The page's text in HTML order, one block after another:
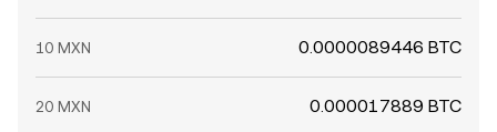
10 MXN 0.0000089446 BTC
20 MXN 0.000017889 BTC